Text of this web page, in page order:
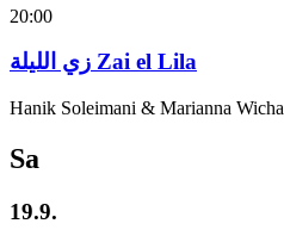
20:00
زي‌ اللیلة Zai el Lila
Hanik Soleimani & Marianna Wicha
Sa
19.9.